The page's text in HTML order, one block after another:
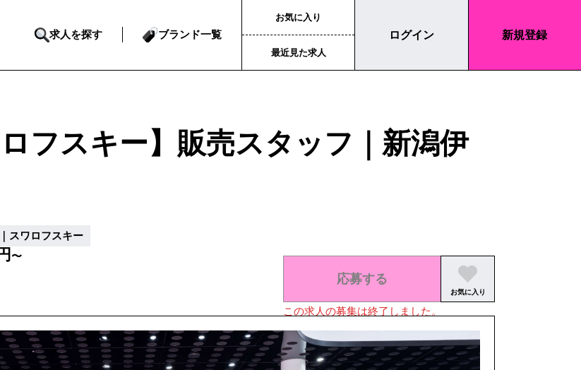
求人を探す ブランド一覧
お気に入り
最近見た求人
ログイン 新規登録
ロフスキー】販売スタッフ｜新潟伊
スワロフスキー
〜
応募する
お気に入り
この求人の募集は終了しました。